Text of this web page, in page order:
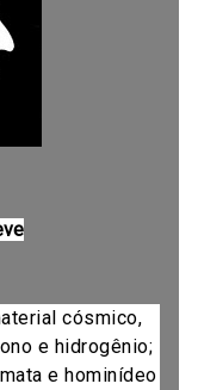
cósmico,
e hidrogênio;
e hominídeo